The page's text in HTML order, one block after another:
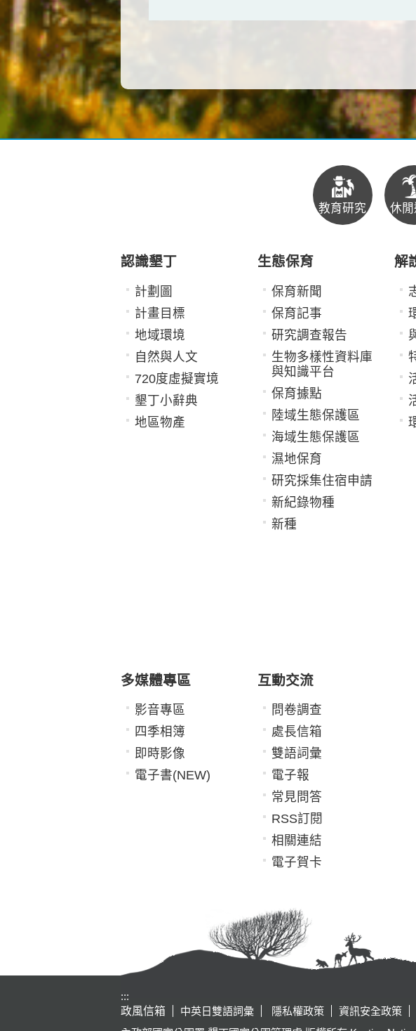
教育研究 休
認識墾丁
計劃圖
計畫目標
地域環境
自然與人文
720度虛擬實境
墾丁小辭典
地區物產
生態保育
保育新聞
保育記事
研究調查報告
生物多樣性資料庫
與知識平台
保育據點
陸域生態保護區
海域生態保護區
濕地保育
研究採集住宿申請
新紀錄物種
新種
解
多媒體專區
影音專區
四季相簿
即時影像
電子書(NEW)
互動交流
問卷調查
處長信箱
雙語詞彙
電子報
常見問答
RSS訂閱
相關連結
電子賀卡
:::
政風信箱
中英日雙語詞彙 隱私權政策 資訊安全政策